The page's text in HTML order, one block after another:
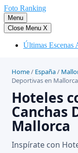
Saltar
al
contenido
Foto Ranking
Menu
Close Menu X
Últimas Escenas
Home/ España/
Deportivas en Mallorca
Hoteles
Canchas
Mallorca
Inspírate con